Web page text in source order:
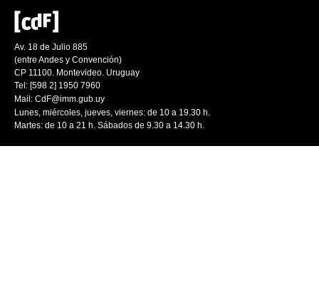
Av. 18 de Julio 885
(entre Andes y Convención)
CP 11100. Montevideo. Uruguay
Tel: [598 2] 1950 7960
Mail: CdF@imm.gub.uy
Lunes, miércoles, jueves, viernes: de 10 a 19.30 h.
Martes: de 10 a 21 h. Sábados de 9.30 a 14.30 h.